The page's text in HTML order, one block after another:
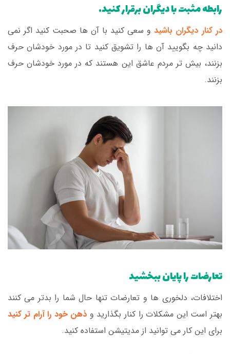
رابطه مثبت با دیگران برقرار کنید.
در کنار دیگران باشید و سعی کنید با آن ها صحبت کنید اگر نمی
دانید چه بگویید آن ها را تشویق کنید تا در مورد خودشان حرف
بزنند، بیش تر مردم عاشق این هستند که در مورد خودشان حرف
بزنند.
تعارضات را پایان ببخشید
اختلافات، دلخوری ها و تعارضات تنها حال شما را بدتر می کنند
بهتر است این مشکلات را کنار بگذارید و ذهن خود را آرام تر کنید
برای این کار می توانید از مدیتیشن استفاده کنید.